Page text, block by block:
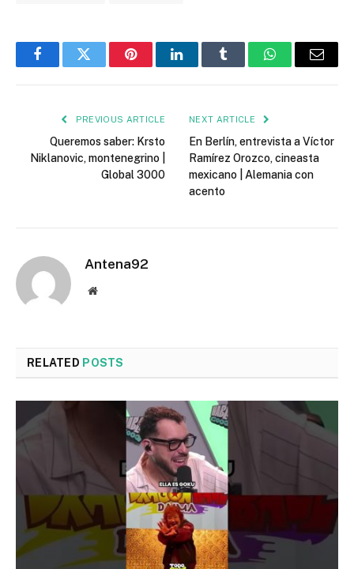
FacebookTwitter PinterestLinkedInTumblr WhatsAppEmail
PREVIOUS ARTICLE
Queremos saber: Krsto
Niklanovic, montenegrino |
Global 3000
NEXT ARTICLE
En Berlín, entrevista a Víctor
Ramírez Orozco, cineasta
mexicano | Alemania con
acento
Antena92
Website
RELATED POSTS